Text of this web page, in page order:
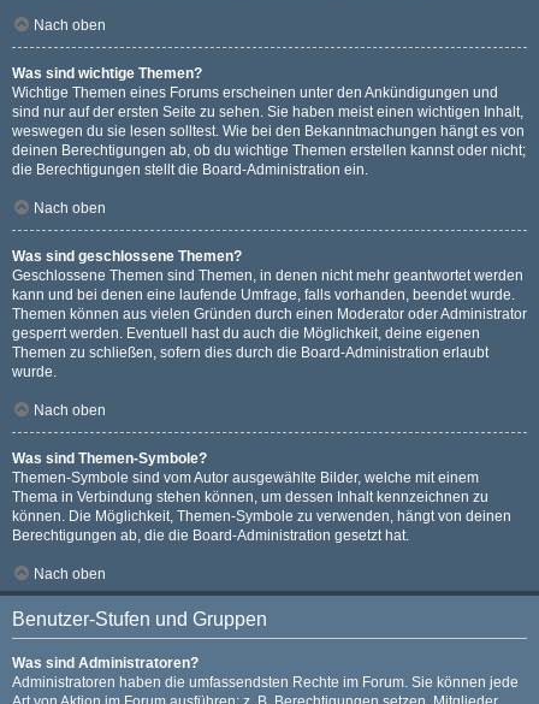
Nach oben
Was sind wichtige Themen?
Wichtige Themen eines Forums erscheinen unter den Ankündigungen und
sind nur auf der ersten Seite zu sehen. Sie haben meist einen wichtigen Inhalt,
weswegen du sie lesen solltest. Wie bei den Bekanntmachungen hängt es von
deinen Berechtigungen ab, ob du wichtige Themen erstellen kannst oder nicht;
die Berechtigungen stellt die Board-Administration ein.
Nach oben
Was sind geschlossene Themen?
Geschlossene Themen sind Themen, in denen nicht mehr geantwortet werden
kann und bei denen eine laufende Umfrage, falls vorhanden, beendet wurde.
Themen können aus vielen Gründen durch einen Moderator oder Administrator
gesperrt werden. Eventuell hast du auch die Möglichkeit, deine eigenen
Themen zu schließen, sofern dies durch die Board-Administration erlaubt
wurde.
Nach oben
Was sind Themen-Symbole?
Themen-Symbole sind vom Autor ausgewählte Bilder, welche mit einem
Thema in Verbindung stehen können, um dessen Inhalt kennzeichnen zu
können. Die Möglichkeit, Themen-Symbole zu verwenden, hängt von deinen
Berechtigungen ab, die die Board-Administration gesetzt hat.
Nach oben
Benutzer-Stufen und Gruppen
Was sind Administratoren?
Administratoren haben die umfassendsten Rechte im Forum. Sie können jede